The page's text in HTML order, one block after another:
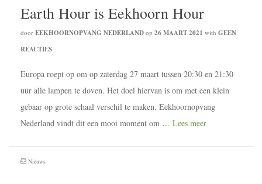
Earth Hour is Eekhoorn Hour
door EEKHOORNOPVANG NEDERLAND op 26 MAART 2021 with GEEN
REACTIES
Europa roept op om op zaterdag 27 maart tussen 20:30 en 21:30
uur alle lampen te doven. Het doel hiervan is om met een klein
gebaar op grote schaal verschil te maken. Eekhoornopvang
Nederland vindt dit een mooi moment om … Lees meer
Nieuws